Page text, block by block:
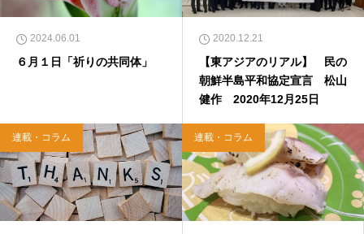
2024.06.01
６月１日「祈りの共同体」
2020.12.21
【東アジアのリアル】 民の
朝鮮半島平和協定宣言 松山
健作 2020年12月25日
連載・コラム 連載・コラム